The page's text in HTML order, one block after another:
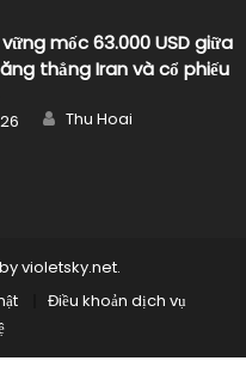
mốc 63.000 USD giữa
thẳng Iran và cổ phiếu
Author
Thu Hoai
violetsky.net.
Điều khoản dịch vụ